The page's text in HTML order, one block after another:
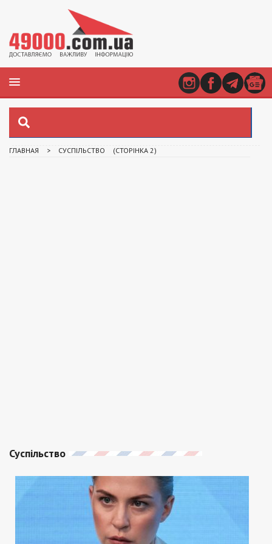
ГЛАВНАЯ > СУСПІЛЬСТВО (СТОРІНКА 2)
Суспільство